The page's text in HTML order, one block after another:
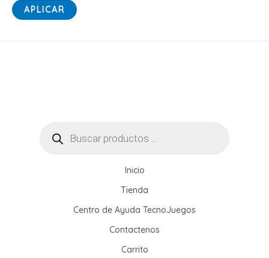
s
a
APLICAR
productos
Inicio
Tienda
Centro de Ayuda TecnoJuegos
Contactenos
Carrito